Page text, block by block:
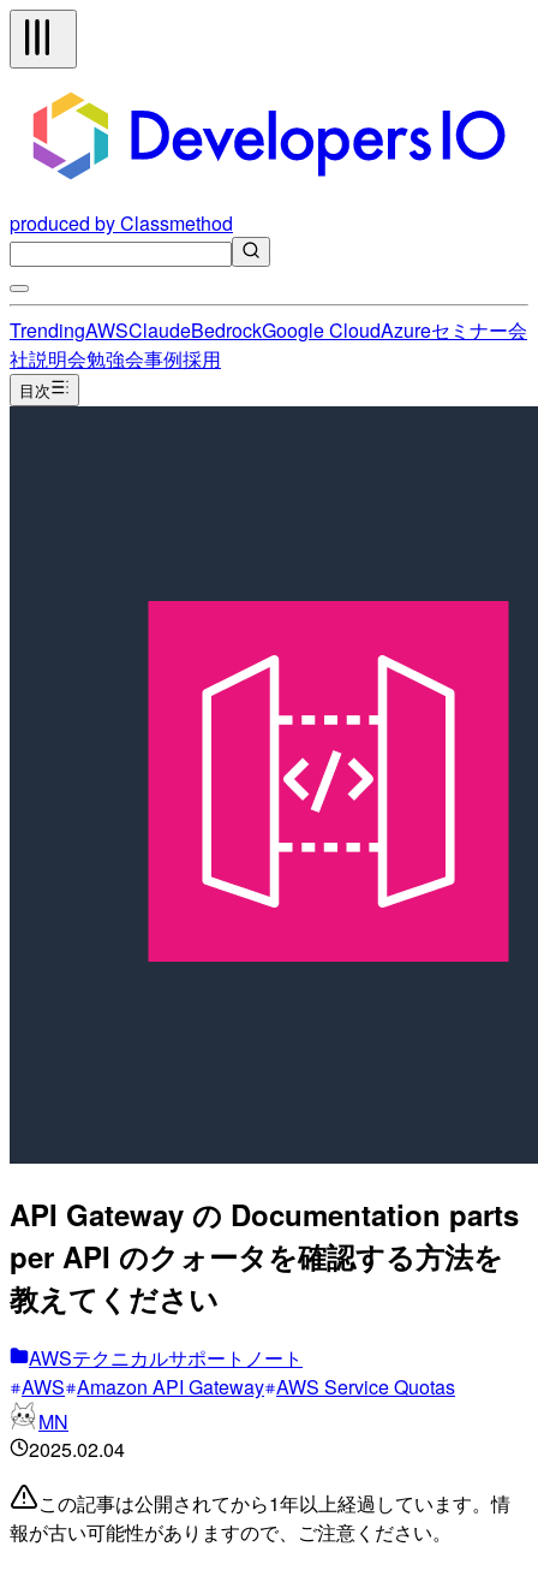
produced by Classmethod
TrendingAWSClaudeBedrockGoogle CloudAzureセミナー会
社説明会勉強会事例採用
目次
API Gateway の Documentation parts
per API のクォータを確認する方法を
教えてください
AWSテクニカルサポートノート
AWS Amazon API Gateway AWS Service Quotas
MN
2025.02.04
この記事は公開されてから1年以上経過しています。情
報が古い可能性がありますので、ご注意ください。